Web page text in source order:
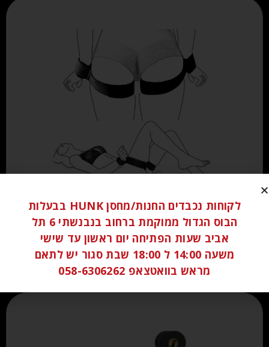
₪80.00
הוספה לסל
לקוחות נכבדים החנות/מחסן HUNK בבעלות
הבוס הגדול ממוקמת ברחוב בנבנשתי 6 תל
אביב שעות הפתיחה יום ראשון עד שישי
משעה 14:00 ל 18:00 שבת סגור יש לתאם
מראש בוואטצאפ 058-6306262